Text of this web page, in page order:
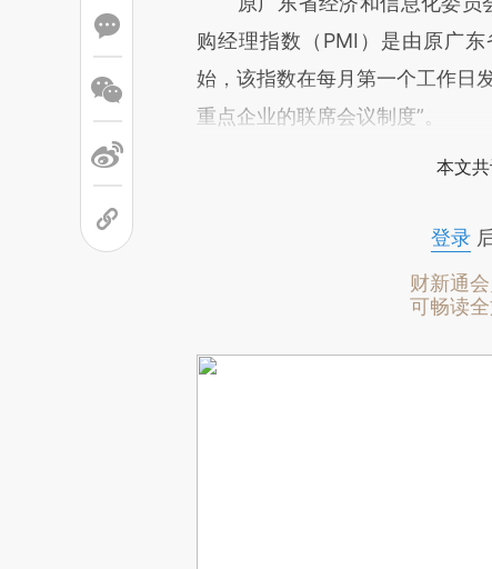
购经理指数（PMI）是由原广
始，该指数在每月第一个工作日
重点企业的联席会议制度”。
本文
登录
财新通
可畅读